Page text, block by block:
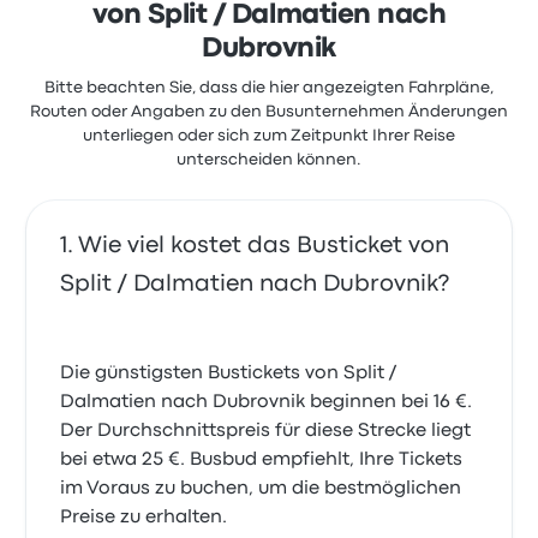
von Split / Dalmatien nach
Dubrovnik
Bitte beachten Sie, dass die hier angezeigten Fahrpläne,
Routen oder Angaben zu den Busunternehmen Änderungen
unterliegen oder sich zum Zeitpunkt Ihrer Reise
unterscheiden können.
Wie viel kostet das Busticket von
Split / Dalmatien nach Dubrovnik?
Die günstigsten Bustickets von Split /
Dalmatien nach Dubrovnik beginnen bei 16 €.
Der Durchschnittspreis für diese Strecke liegt
bei etwa 25 €. Busbud empfiehlt, Ihre Tickets
im Voraus zu buchen, um die bestmöglichen
Preise zu erhalten.